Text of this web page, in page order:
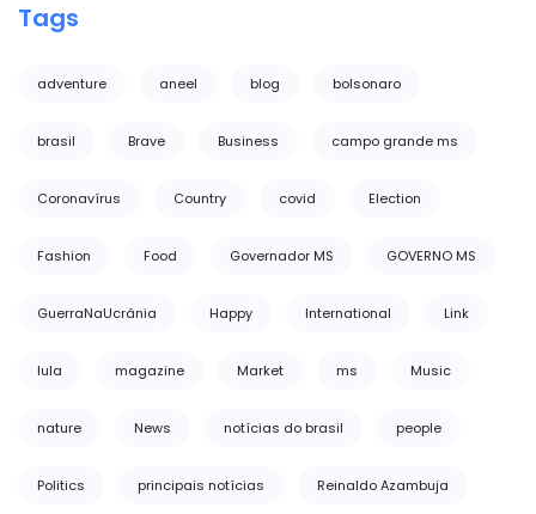
Tags
adventure aneel blog bolsonaro
brasil Brave Business campo grande ms
Coronavírus Country covid Election
Fashion Food Governador MS GOVERNO MS
GuerraNaUcrânia Happy International Link
lula magazine Market ms Music
nature News notícias do brasil people
Politics principais notícias Reinaldo Azambuja